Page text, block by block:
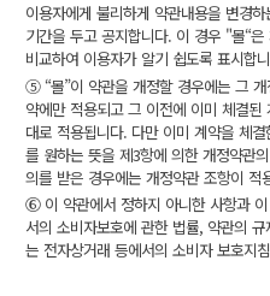
이용자에게 불리하게 약관내용을 변경
기간을 두고 공지합니다. 이 경우 "몰“
비교하여 이용자가 알기 쉽도록 표시합
⑤ “몰”이 약관을 개정할 경우에는 그
약에만 적용되고 그 이전에 이미 체결
대로 적용됩니다. 다만 이미 계약을 체
를 원하는 뜻을 제3항에 의한 개정약관
의를 받은 경우에는 개정약관 조항이 적
⑥ 이 약관에서 정하지 아니한 사항과
서의 소비자보호에 관한 법률, 약관의
는 전자상거래 등에서의 소비자 보호지